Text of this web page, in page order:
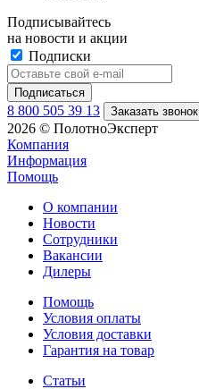
Подписывайтесь
на новости и акции
Подписки
8 800 505 39 13 Заказать звонок
2026 © ПолотноЭксперт
Компания
Информация
Помощь
О компании
Новости
Сотрудники
Вакансии
Дилеры
Помощь
Условия оплаты
Условия доставки
Гарантия на товар
Статьи